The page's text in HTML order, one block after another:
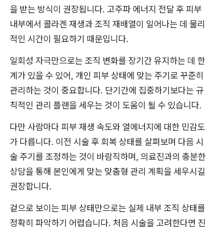
을 받는 방식이 권장됩니다. 고주파 에너지 전달 후 피부
내부에서 콜라겐 재생과 조직 재배열이 일어나는 데 물리
적인 시간이 필요하기 때문입니다.
일회성 자극만으로는 조직 변화를 장기간 유지하는 데 한
계가 있을 수 있어, 개인 피부 상태에 맞는 주기로 꾸준히
관리하는 것이 중요합니다. 단기간에 집중하기보다는 규
칙적인 관리 플랜을 세우는 것이 도움이 될 수 있습니다.
다만 사람마다 피부 재생 속도와 열에너지에 대한 민감도
가 다릅니다. 이전 시술 후 회복 상태를 살펴보며 다음 시
술 주기를 조정하는 것이 바람직하며, 의료진과의 충분한
상담을 통해 본인에게 맞는 맞춤형 관리 계획을 세우시길
권장합니다.
겉으로 보이는 피부 상태만으로는 실제 내부 조직 상태를
정확히 파악하기 어렵습니다. 처음 시술을 고려한다면 진